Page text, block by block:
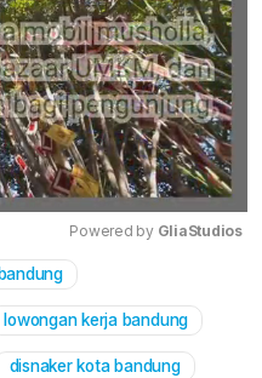
Powered by GliaStudios
lowongan kerja bandung
disnaker kota bandung